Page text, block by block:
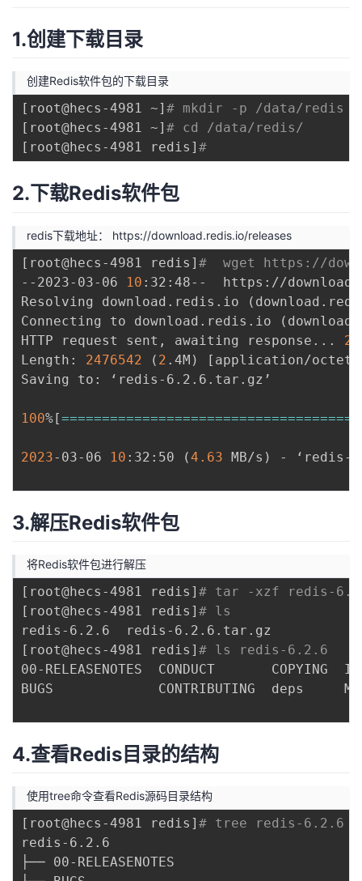
1.创建下载目录
创建Redis软件包的下载目录
[ root@hecs-4981 ~] # mkdir -p /data/redis
[ root@hecs-4981 ~] # cd /data/redis/
[ root@hecs-4981 redis ] #
2.下载Redis软件包
redis下载地址： https://download.redis.io/releases
[ root@hecs-4981 redis ] #  wget https://
--2023-03-06
10 :32:48--  https://
Resolving download.redis.io
(
Connecting to download.redis.io
(
HTTP request sent, awaiting response .. .
Length: 2476542 ( 2 .4M ) [ application/octet-
Saving to: ‘redis-6.2.6.tar.gz’
100%[====================================
2023-03-06 10 :32:50 (4.63 MB/s ) - ‘redis-
3.解压Redis软件包
将Redis软件包进行解压
[ root@hecs-4981 redis ] # tar -xzf redis-
[ root@hecs-4981 redis ] # ls
[ root@hecs-4981 redis ] # ls redis-6.2.6
00-RELEASENOTES  CONDUCT
BUGS             CONTRIBUTING  deps
4.查看Redis目录的结构
使用tree命令查看Redis源码目录结构
[ root@hecs-4981 redis ] # tree redis-6.2.6 -
redis-6.2.6
├── 00-RELEASENOTES